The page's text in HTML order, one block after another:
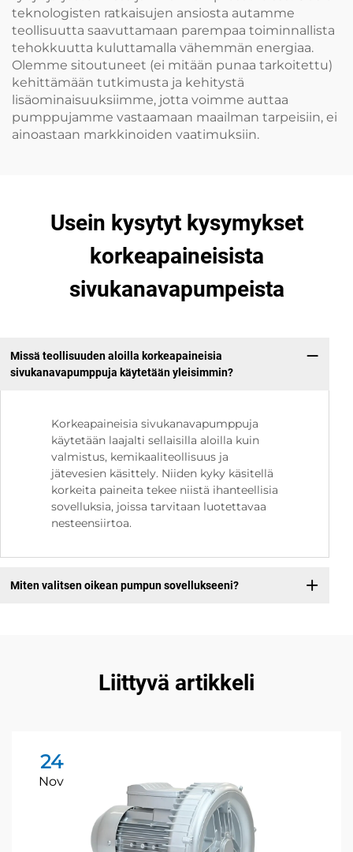
teknologisten ratkaisujen ansiosta autamme
teollisuutta saavuttamaan parempaa toiminnallista
tehokkuutta kuluttamalla vähemmän energiaa.
Olemme sitoutuneet (ei mitään punaa tarkoitettu)
kehittämään tutkimusta ja kehitystä
lisäominaisuuksiimme, jotta voimme auttaa
pumppujamme vastaamaan maailman tarpeisiin, ei
ainoastaan markkinoiden vaatimuksiin.
Usein kysytyt kysymykset
korkeapaineisista
sivukanavapumpeista
Missä teollisuuden aloilla korkeapaineisia
sivukanavapumppuja käytetään yleisimmin?
Korkeapaineisia sivukanavapumppuja
käytetään laajalti sellaisilla aloilla kuin
valmistus, kemikaaliteollisuus ja
jätevesien käsittely. Niiden kyky käsitellä
korkeita paineita tekee niistä ihanteellisia
sovelluksia, joissa tarvitaan luotettavaa
nesteensiirtoa.
Miten valitsen oikean pumpun sovellukseeni?
Liittyvä artikkeli
24
Nov